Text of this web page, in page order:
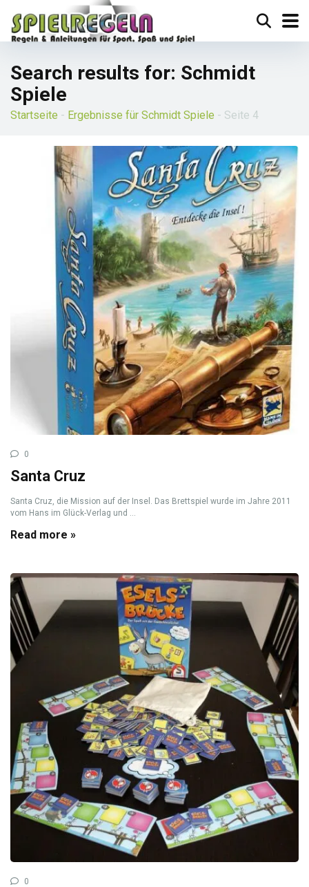
Search results for: Schmidt
Spiele
Startseite - Ergebnisse für Schmidt Spiele - Seite 4
0
Santa Cruz
Santa Cruz, die Mission auf der Insel. Das Brettspiel wurde im Jahre 2011
vom Hans im Glück-Verlag und ...
Read more »
0